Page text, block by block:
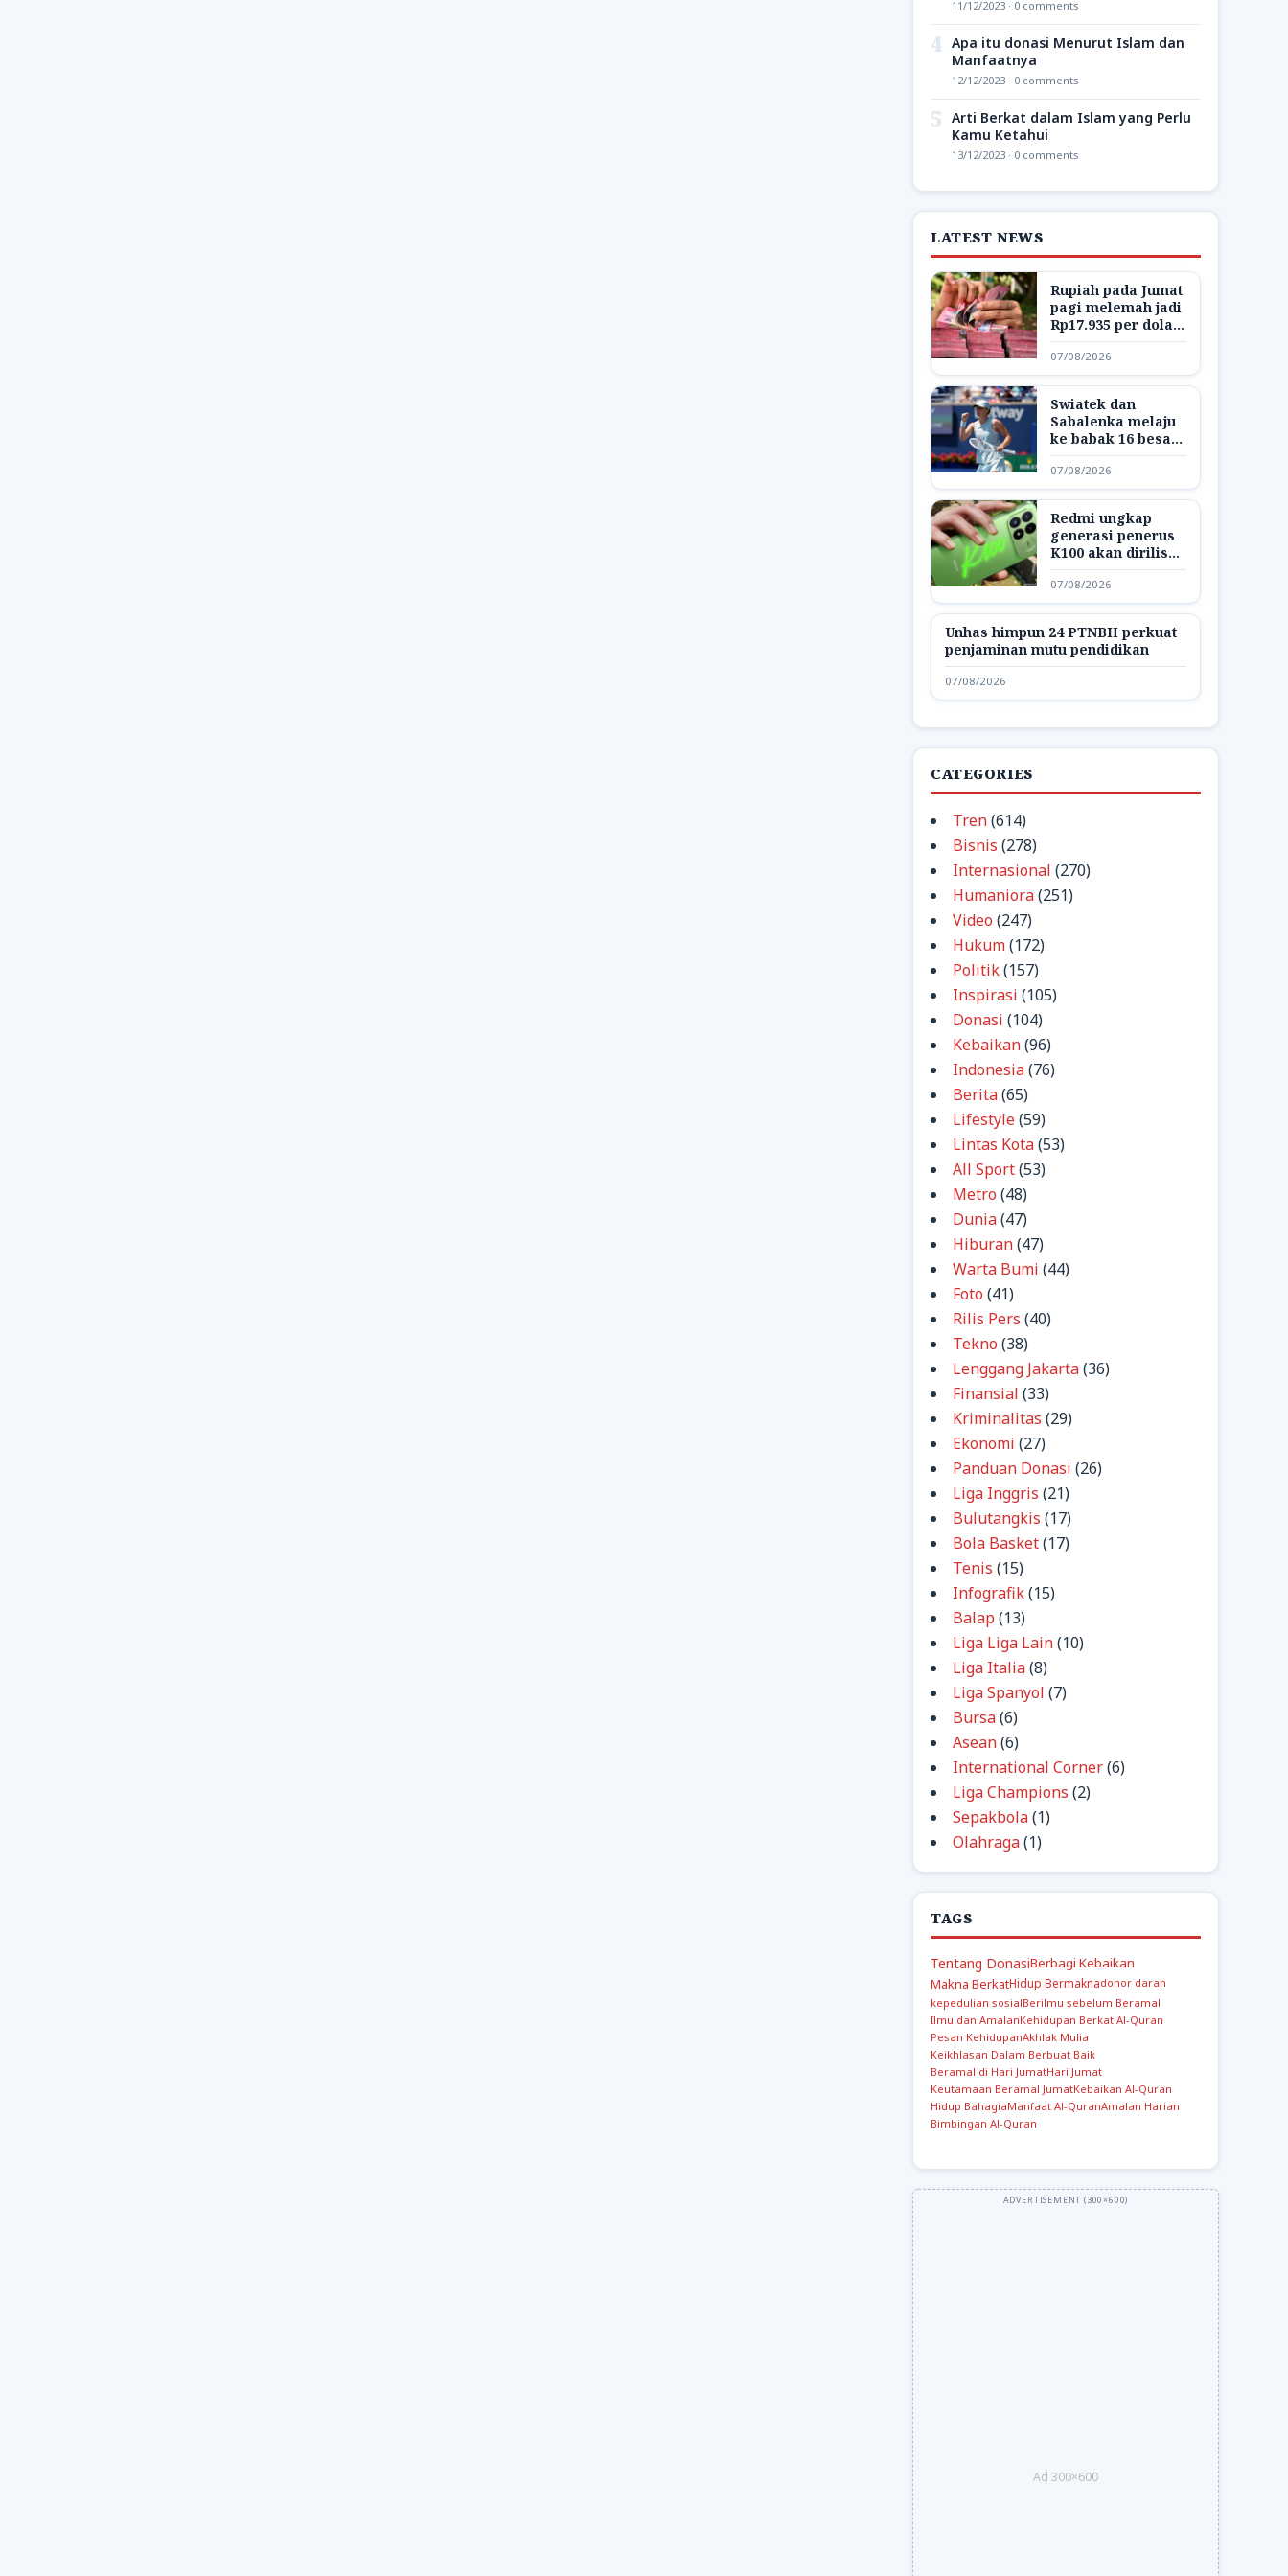
11/12/2023 · 0 comments
4 Apa itu donasi Menurut Islam dan
Manfaatnya
12/12/2023 · 0 comments
5 Arti Berkat dalam Islam yang Perlu
Kamu Ketahui
13/12/2023 · 0 comments
LATEST NEWS
Rupiah pada Jumat
pagi melemah jadi
Rp17.935 per dolar
AS
07/08/2026
Swiatek dan
Sabalenka melaju
ke babak 16 besar
WTA 1000 Toronto
07/08/2026
Redmi ungkap
generasi penerus
K100 akan dirilis
dengan nama K200
07/08/2026
Unhas himpun 24 PTNBH perkuat
penjaminan mutu pendidikan
07/08/2026
CATEGORIES
Tren(614)
Bisnis (278)
Internasional (270)
Humaniora(251)
Video (247)
Hukum(172)
Politik(157)
Inspirasi (105)
Donasi (104)
Kebaikan(96)
Indonesia(76)
Berita(65)
Lifestyle(59)
Lintas Kota(53)
All Sport(53)
Metro (48)
Dunia(47)
Hiburan(47)
Warta Bumi (44)
Foto (41)
Rilis Pers (40)
Tekno (38)
Lenggang Jakarta(36)
Finansial (33)
Kriminalitas (29)
Ekonomi (27)
Panduan Donasi (26)
Liga Inggris (21)
Bulutangkis (17)
Bola Basket(17)
Tenis (15)
Infografik(15)
Balap (13)
Liga Liga Lain(10)
Liga Italia(8)
Liga Spanyol (7)
Bursa(6)
Asean(6)
International Corner(6)
Liga Champions (2)
Sepakbola(1)
Olahraga(1)
TAGS
Tentang DonasiBerbagi Kebaikan
Makna BerkatHidup Bermaknadonor darah
kepedulian sosialBerilmu sebelum Beramal
Ilmu dan AmalanKehidupan Berkat Al-Quran
Pesan KehidupanAkhlak Mulia
Keikhlasan Dalam Berbuat Baik
Beramal di Hari JumatHari Jumat
Keutamaan Beramal JumatKebaikan Al-Quran
Hidup BahagiaManfaat Al-QuranAmalan Harian
Bimbingan Al-Quran
Ad 300×600